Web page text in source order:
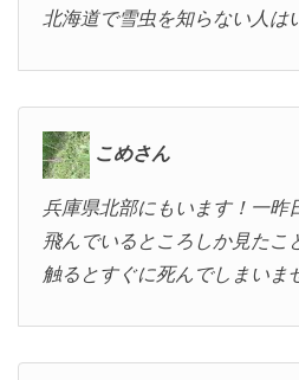
北海道で雪虫を知らない人は
こめさん
兵庫県北部にもいます！一昨
飛んでいるところしか見たこ
触るとすぐに死んでしまいま